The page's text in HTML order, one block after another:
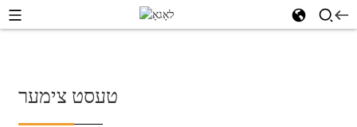
טעסט צימער